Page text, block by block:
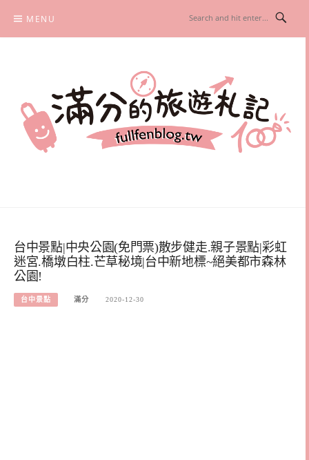
content
MENU
台中景點|中央公園(免門票)散步健走.親子景點|彩虹
迷宮.橋墩白柱.芒草秘境|台中新地標~絕美都市森林
公園!
台中景點 滿分 2020-12-30